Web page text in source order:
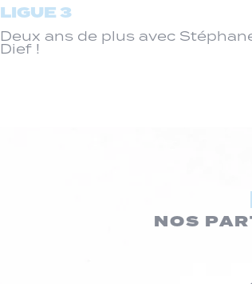
LIGUE 3
Deux ans de plus avec
Dief !
NOS